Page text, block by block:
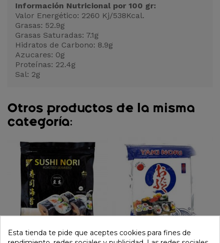
Información Nutricional por 100 gr:
Valor Energético: 2260 Kj/538Kcal.
Grasas: 52.9g
Grasas Saturadas: 7.1g
Hidratos de Carbono: 8.9g
Azucares: 0g
Proteínas: 22.4g
Sal: 2g
Otros productos de la misma
categoría:
Esta tienda te pide que aceptes cookies para fines de